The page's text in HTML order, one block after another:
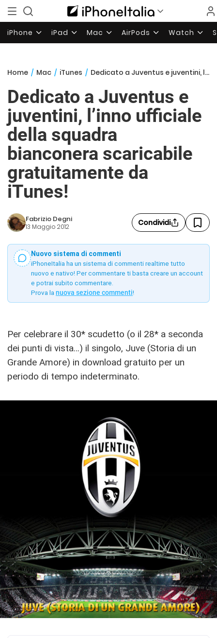
iPhone iPad Mac AirPods Watch
Home / Mac / iTunes / Dedicato a Juventus e juventini, l’inno ufficiale della squadra bianconera scaricabile gratuitamente da iTunes!
Dedicato a Juventus e
juventini, l’inno ufficiale
della squadra
bianconera scaricabile
gratuitamente da
iTunes!
Fabrizio Degni
13 Maggio 2012 Condividi
Nuovo sistema di commenti
iPhoneItalia ha un sistema di commenti realtime tutto
nuovo e nativo! Per commentare ti basta creare un account
e potrai subito commentare.
Prova la nuova sezione commenti!
Per celebrare il 30* scudetto (o il 28* a seconda
dei punti di vista…) il singolo, Juve (Storia di un
Grande Amore) in download gratuito per un
periodo di tempo indeterminato.